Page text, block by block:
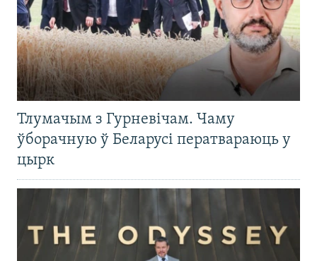
Тлумачым з Гурневічам. Чаму
ўборачную ў Беларусі ператвараюць у
цырк